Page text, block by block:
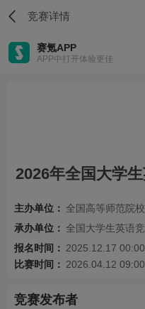
竞赛详情
赛氪APP
APP中打开体验更佳
2026年全国大学
主办单位： 全国高等师范院
承办单位： 全国大学生英语
报名时间： 2025.12.17
比赛时间： 2026.04.12
竞赛发布者